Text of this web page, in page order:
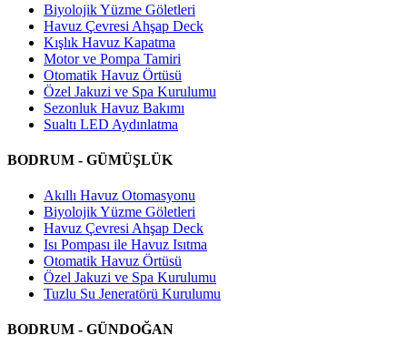
Biyolojik Yüzme Göletleri
Havuz Çevresi Ahşap Deck
Kışlık Havuz Kapatma
Motor ve Pompa Tamiri
Otomatik Havuz Örtüsü
Özel Jakuzi ve Spa Kurulumu
Sezonluk Havuz Bakımı
Sualtı LED Aydınlatma
BODRUM - GÜMÜŞLÜK
Akıllı Havuz Otomasyonu
Biyolojik Yüzme Göletleri
Havuz Çevresi Ahşap Deck
Isı Pompası ile Havuz Isıtma
Otomatik Havuz Örtüsü
Özel Jakuzi ve Spa Kurulumu
Tuzlu Su Jeneratörü Kurulumu
BODRUM - GÜNDOĞAN